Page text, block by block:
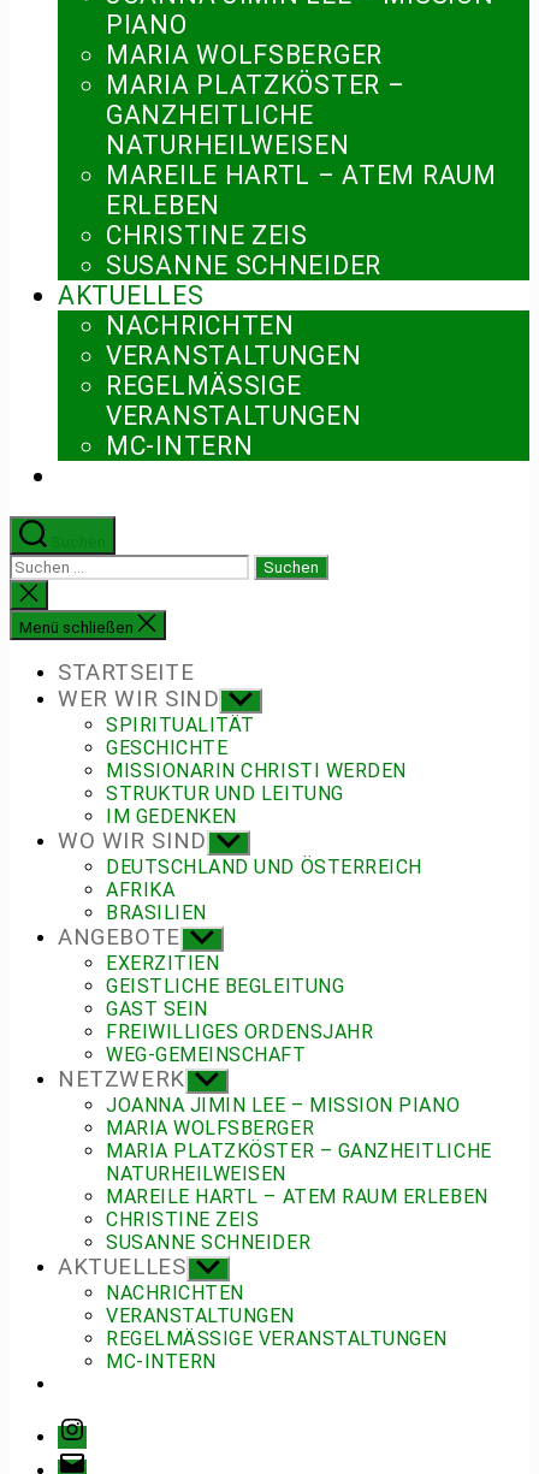
PIANO
MARIA WOLFSBERGER
MARIA PLATZKÖSTER –
GANZHEITLICHE
NATURHEILWEISEN
MAREILE HARTL – ATEM RAUM
ERLEBEN
CHRISTINE ZEIS
SUSANNE SCHNEIDER
AKTUELLES
NACHRICHTEN
VERANSTALTUNGEN
REGELMÄSSIGE V
ERANSTALTUNGEN
MC-INTERN
Suchen
nach:
Suche
schließen
Menü schließen
STARTSEITE
WER WIR SIND Untermenü
anzeigen
SPIRITUALITÄT
GESCHICHTE
MISSIONARIN CHRISTI WERDEN
STRUKTUR UND LEITUNG
IM GEDENKEN
WO WIR SIND
Untermenü
anzeigen
DEUTSCHLAND UND ÖSTERREICH
AFRIKA
BRASILIEN
ANGEBOTE Untermenü
anzeigen
EXERZITIEN
GEISTLICHE BEGLEITUNG
GAST SEIN
FREIWILLIGES ORDENSJAHR
WEG-GEMEINSCHAFT
NETZWERK Untermenü
anzeigen
JOANNA JIMIN LEE – MISSION PIANO
MARIA WOLFSBERGER
MARIA PLATZKÖSTER – GANZHEITLICHE
NATURHEILWEISEN
MAREILE HARTL – ATEM RAUM ERLEBEN
CHRISTINE ZEIS
SUSANNE SCHNEIDER
AKTUELLES Untermenü
anzeigen
NACHRICHTEN
VERANSTALTUNGEN
REGELMÄSSIGE VERANSTALTUNGEN
MC-INTERN
Instagram
E-